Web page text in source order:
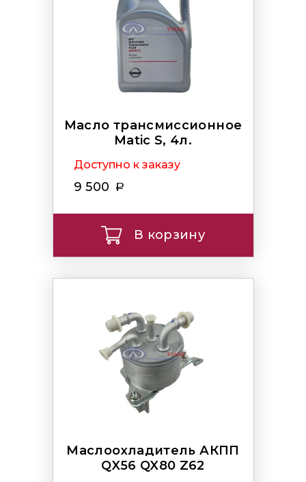
Масло трансмиссионное
Matic S, 4л.
Доступно к заказу
9 500
В корзину
Маслоохладитель АКПП
QX56 QX80 Z62